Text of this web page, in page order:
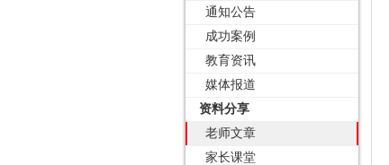
通知公告
成功案例
教育资讯
媒体报道
资料分享
老师文章
家长课堂